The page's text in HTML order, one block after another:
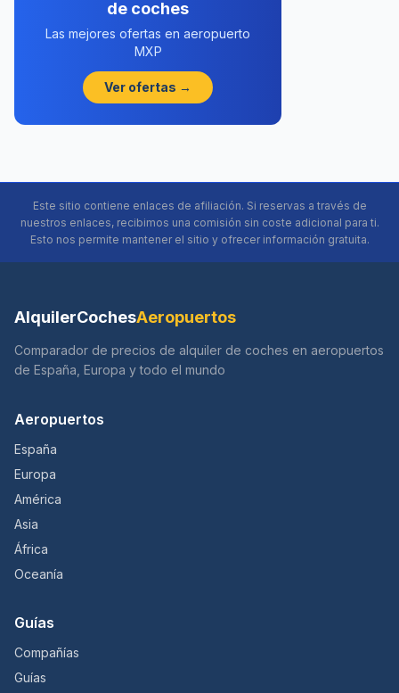
de coches
Las mejores ofertas en aeropuerto
MXP
Ver ofertas →
Este sitio contiene enlaces de afiliación. Si reservas a través de
nuestros enlaces, recibimos una comisión sin coste adicional para ti.
Esto nos permite mantener el sitio y ofrecer información gratuita.
AlquilerCochesAeropuertos
Comparador de precios de alquiler de coches en aeropuertos
de España, Europa y todo el mundo
Aeropuertos
España
Europa
América
Asia
África
Oceanía
Guías
Compañías
Guías